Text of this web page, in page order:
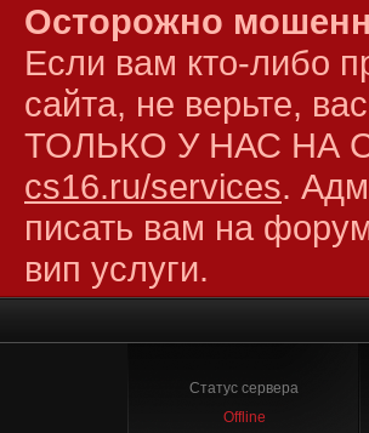
Осторожно
Если вам кто-либо
сайта, не верьте,
ТОЛЬКО У НАС НА
cs16.ru/services.
писать вам на
вип услуги.
Статус сервера
Offline